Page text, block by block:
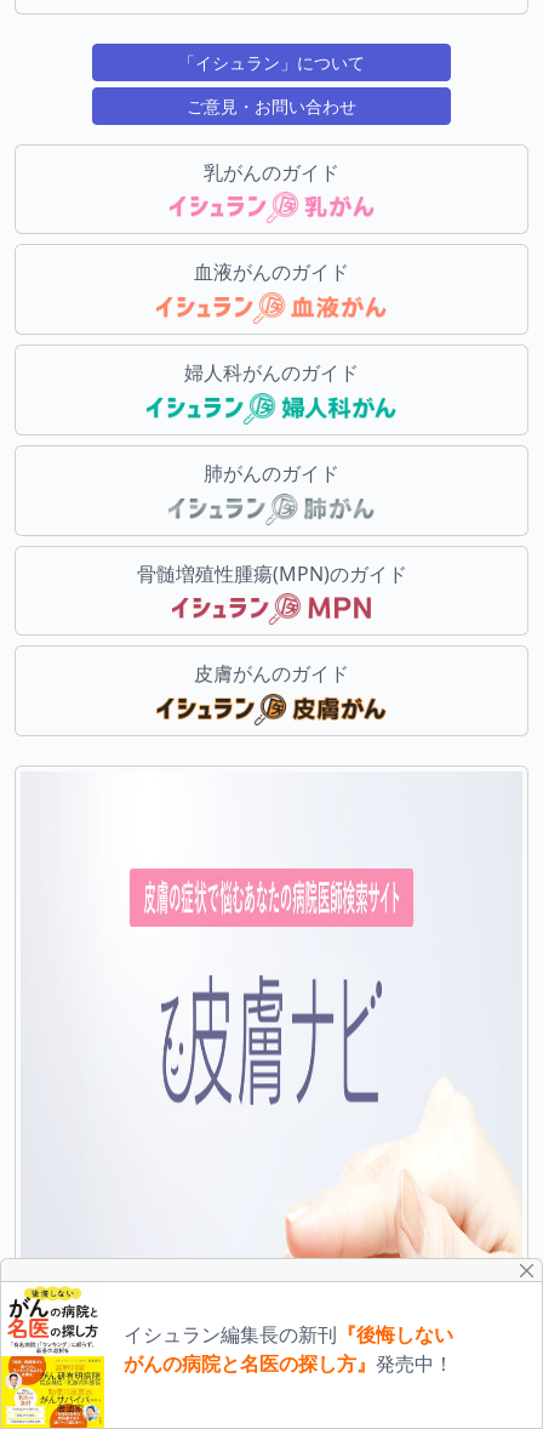
「イシュラン」について
ご意見・お問い合わせ
乳がんのガイド
血液がんのガイド
婦人科がんのガイド
肺がんのガイド
骨髄増殖性腫瘍(MPN)のガイド
皮膚がんのガイド
イシュラン編集長の新刊
『後悔しない
がんの病院と名医の探し方』 発売中！